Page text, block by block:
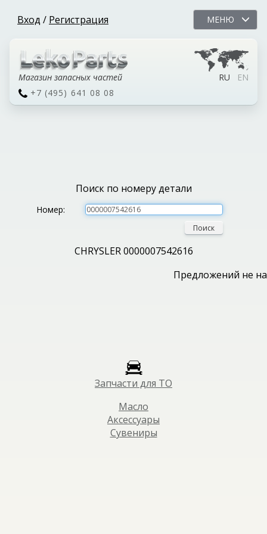
Вход / Регистрация МЕНЮ
Магазин запасных частей RU
EN
+7 (495) 641 08 08
Поиск по номеру детали
Номер:
Поиск
CHRYSLER 0000007542616
Предложений не
Запчасти для ТО
Масло
Аксессуары
Сувениры